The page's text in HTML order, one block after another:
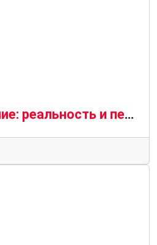
SEO продвижение: реальность и перспективы